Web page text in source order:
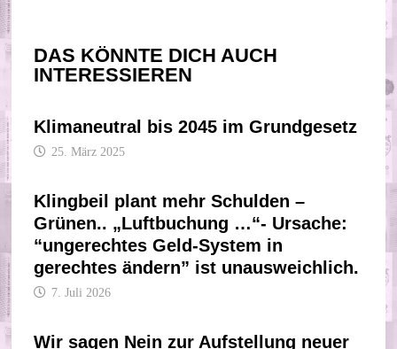
DAS KÖNNTE DICH AUCH
INTERESSIEREN
Klimaneutral bis 2045 im Grundgesetz
25. März 2025
Klingbeil plant mehr Schulden –
Grünen.. „Luftbuchung …“- Ursache:
“ungerechtes Geld-System in
gerechtes ändern” ist unausweichlich.
7. Juli 2026
Wir sagen Nein zur Aufstellung neuer